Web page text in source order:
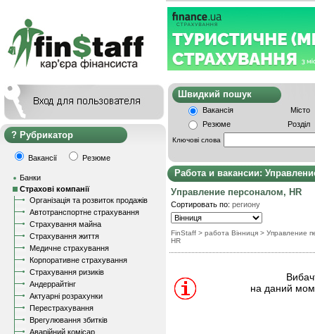
Рубрикатор
Вакансії Резюме
Банки
Страхові компанії
Організація та розвиток продажів
Автотранспортне страхування
Страхування майна
Страхування життя
Медичне страхування
Корпоративне страхування
Страхування ризиків
Андеррайтінг
Актуарні розрахунки
Перестрахування
Врегулювання збитків
Аварійний комісар
Швидкий
Вакансія
Місто
Резюме
Розділ
Ключові слова
Работа и вакансии:
Управление персоналом, HR
Сортировать по: региону
FinStaff > работа Вінниця > Управление
HR
на даний